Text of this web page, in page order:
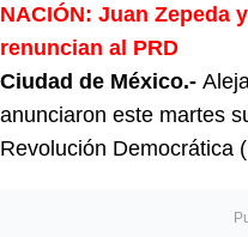
NACIÓN: Juan Zepeda
renuncian al PRD
Ciudad de México.-
anunciaron este martes
Revolución Democrática